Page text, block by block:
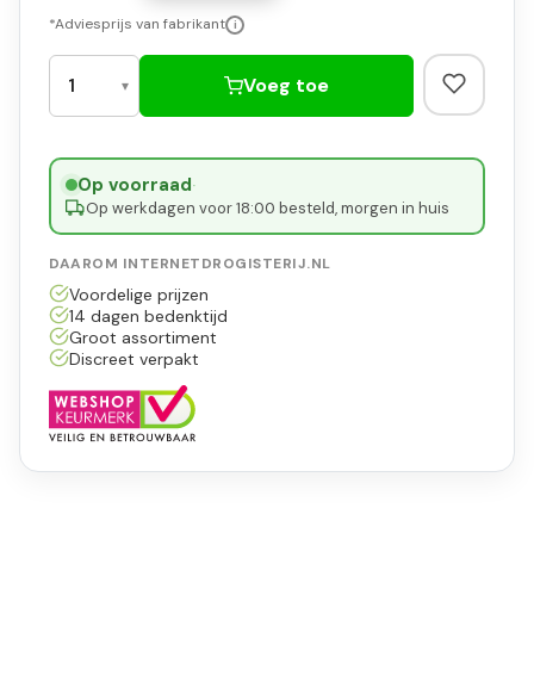
*Adviesprijs van fabrikant i
Voeg toe
Op voorraad·
Op werkdagen voor 18:00 besteld, morgen in huis
DAAROM INTERNETDROGISTERIJ.NL
Voordelige prijzen
14 dagen bedenktijd
Groot assortiment
Discreet verpakt